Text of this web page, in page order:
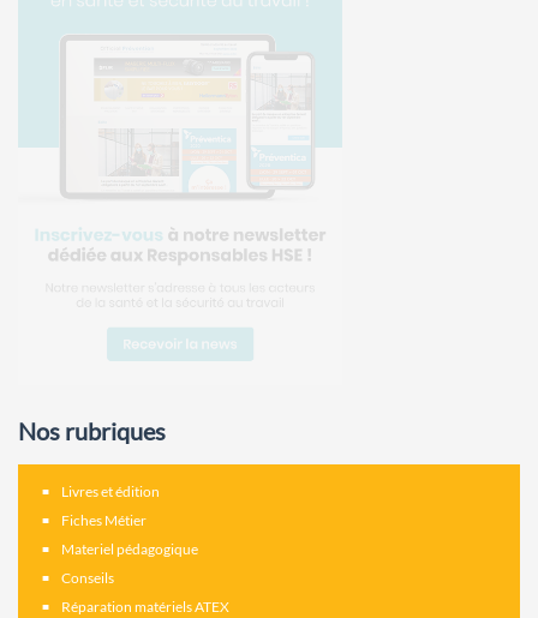
Nos rubriques
Livres et édition
Fiches Métier
Materiel pédagogique
Conseils
Réparation matériels ATEX